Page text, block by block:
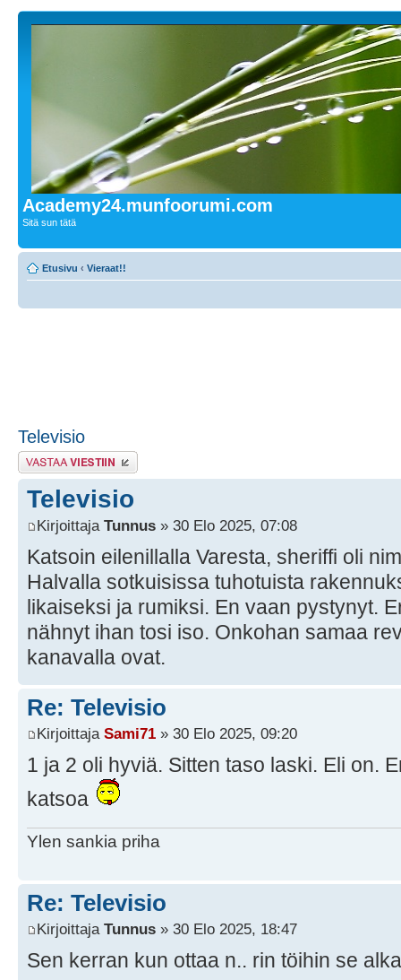
Academy24.munfoorumi.com
Sitä sun tätä
Etusivu ‹ Vieraat!!
Televisio
Lähetä vastaus
Televisio
Kirjoittaja Tunnus » 30 Elo 2025, 07:08
Katsoin eilenillalla Varesta, sheriffi oli
Halvalla sotkuisissa tuhotuista
likaiseksi ja rumiksi. En vaan pystynyt.
nähnyt ihan tosi iso. Onkohan samaa
kanavalla ovat.
Re: Televisio
Kirjoittaja Sami71 » 30 Elo 2025, 09:20
1 ja 2 oli hyviä. Sitten taso laski. Eli on.
katsoa
Ylen sankia priha
Re: Televisio
Kirjoittaja Tunnus » 30 Elo 2025, 18:47
Sen kerran kun ottaa n.. rin töihin se